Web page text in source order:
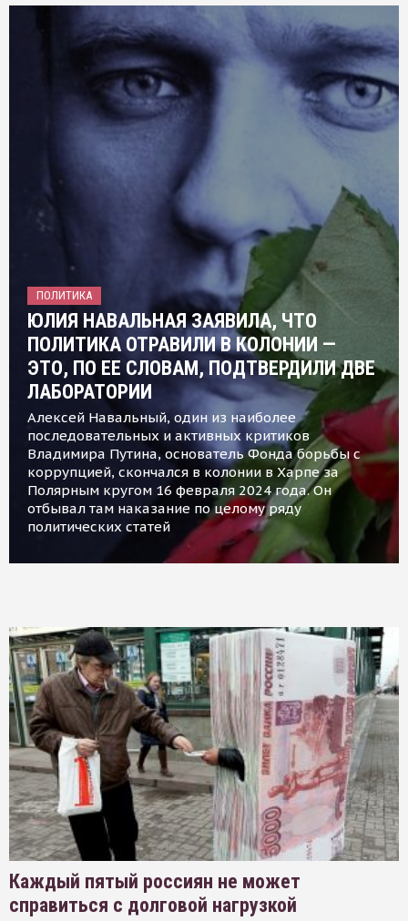
ПОЛИТИКА
ЮЛИЯ НАВАЛЬНАЯ ЗАЯВИЛА, ЧТО
ПОЛИТИКА ОТРАВИЛИ В КОЛОНИИ —
ЭТО, ПО ЕЕ СЛОВАМ, ПОДТВЕРДИЛИ ДВЕ
ЛАБОРАТОРИИ
Алексей Навальный, один из наиболее
последовательных и активных критиков
Владимира Путина, основатель Фонда борьбы с
коррупцией, скончался в колонии в Харпе за
Полярным кругом 16 февраля 2024 года. Он
отбывал там наказание по целому ряду
политических статей
Каждый пятый россиян не может
справиться с долговой нагрузкой